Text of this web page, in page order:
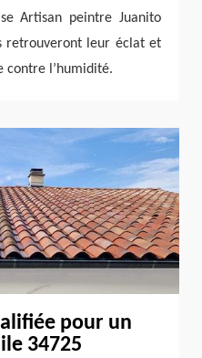
Artisan peintre Juanito
retrouveront leur éclat et
contre l’humidité.
pour un
34725